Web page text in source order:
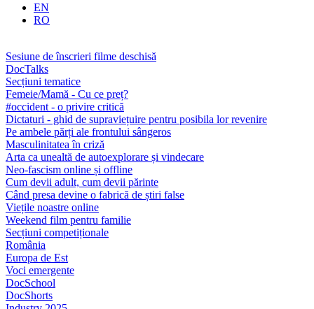
EN
RO
Sesiune de înscrieri filme deschisă
DocTalks
Secțiuni tematice
Femeie/Mamă - Cu ce preț?
#occident - o privire critică
Dictaturi - ghid de supraviețuire pentru posibila lor revenire
Pe ambele părți ale frontului sângeros
Masculinitatea în criză
Arta ca unealtă de autoexplorare și vindecare
Neo-fascism online și offline
Cum devii adult, cum devii părinte
Când presa devine o fabrică de știri false
Viețile noastre online
Weekend film pentru familie
Secțiuni competiționale
România
Europa de Est
Voci emergente
DocSchool
DocShorts